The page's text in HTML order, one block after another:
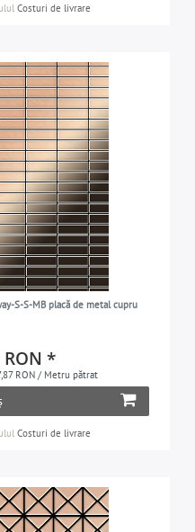
Costuri de livrare
S-S-MB placă de metal cupru
RON *
RON / Metru pătrat
Costuri de livrare